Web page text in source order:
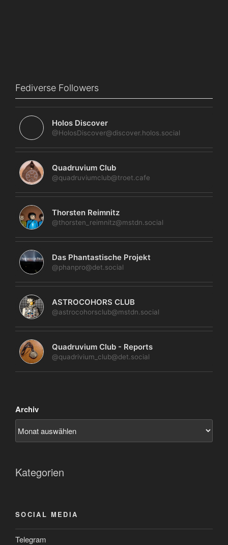
Fediverse Followers
Holos Discover
@HolosDiscover@discover.holos.social
Quadruvium Club
@quadruviumclub@troet.cafe
Thorsten Reimnitz
@thorsten_reimnitz@mstdn.social
Das Phantastische Projekt
@phanpro@det.social
ASTROCOHORS CLUB
@astrocohorsclub@mstdn.social
Quadruvium Club - Reports
@quadrivium_club@det.social
Archiv
Kategorien
SOCIAL MEDIA
Telegram